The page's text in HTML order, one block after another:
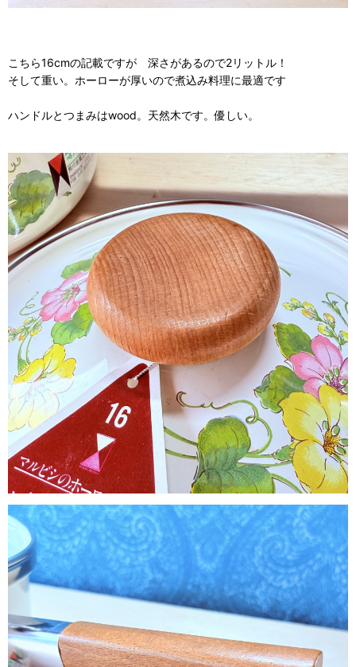
こちら16cmの記載ですが 深さがあるので2リットル！
そして重い。ホーローが厚いので煮込み料理に最適です
ハンドルとつまみはwood。天然木です。優しい。